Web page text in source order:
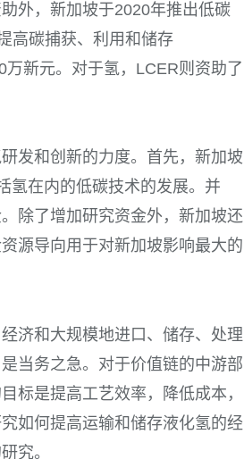
外，新加坡于2020年推出低碳
高碳捕获、利用和储存
万新元。对于氢，LCER则资助了
发和创新的力度。首先，新加坡
氢在内的低碳技术的发展。并
除了增加研究资金外，新加坡还
源导向用于对新加坡影响最大的
济和大规模地进口、储存、处理
当务之急。对于价值链的中游部
标是提高工艺效率，降低成本，
如何提高运输和储存液化氢的经
究。